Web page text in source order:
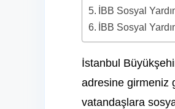
İBB Sosyal
İBB Sosyal
İstanbul
adresine girmeniz
vatandaşlara